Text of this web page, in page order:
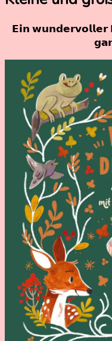
März
202323.
März
2023
Kammer
𝗘𝗶𝗻 𝘄𝘂𝗻𝗱𝗲𝗿𝘃𝗼𝗹𝗹𝗲𝗿